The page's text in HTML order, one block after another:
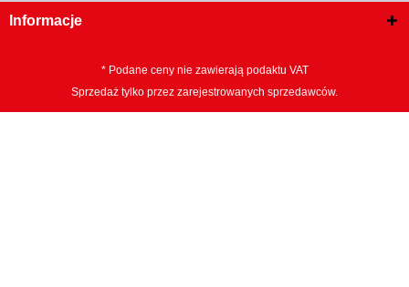
Informacje
* Podane ceny nie zawierają podaktu VAT
Sprzedaż tylko przez zarejestrowanych sprzedawców.